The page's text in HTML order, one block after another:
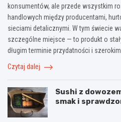
konsumentów, ale przede wszystkim
handlowych między producentami,
sieciami detalicznymi. W tym świecie
szczególne miejsce — to produkt o
długim terminie przydatności i
Czytaj dalej
Sushi z
smak i